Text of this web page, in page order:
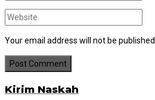
Your email address will not be published.
Kirim Naskah